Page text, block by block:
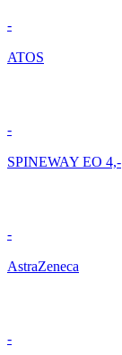
-
ATOS
-
SPINEWAY EO 4,-
-
AstraZeneca
-